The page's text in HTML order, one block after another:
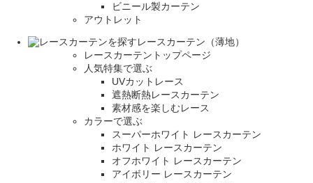
ビニール製カーテン
アウトレット
レースカーテン（薄地）
レースカーテントップページ
人気特集で選ぶ
UVカットレース
遮熱断熱レースカーテン
素材感を楽しむレース
カラーで選ぶ
スーパーホワイト レースカーテン
ホワイト レースカーテン
オフホワイト レースカーテン
アイボリー レースカーテン